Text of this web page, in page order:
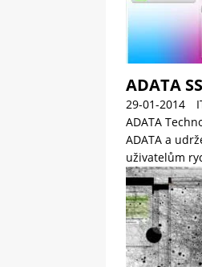
ADATA
29-01-2014
ADATA
ADATA a
uživatelům